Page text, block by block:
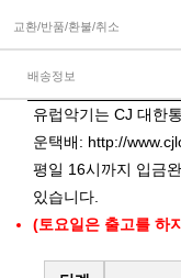
교환/반품/환불/취소
배송정보
유럽악기는 CJ 대한
운택배: http://
평일 16시까지 입금
있습니다.
(토요일은 출고를 하